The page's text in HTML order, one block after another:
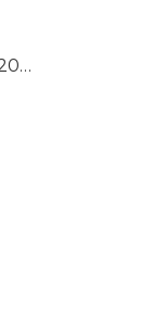
Fotografi i Sverige 1970–2000